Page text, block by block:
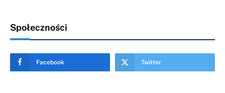
Społeczności
Facebook Twitter